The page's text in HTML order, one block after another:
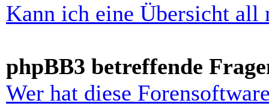
Kann ich eine Übersicht all
phpBB3 betreffende
Wer hat diese